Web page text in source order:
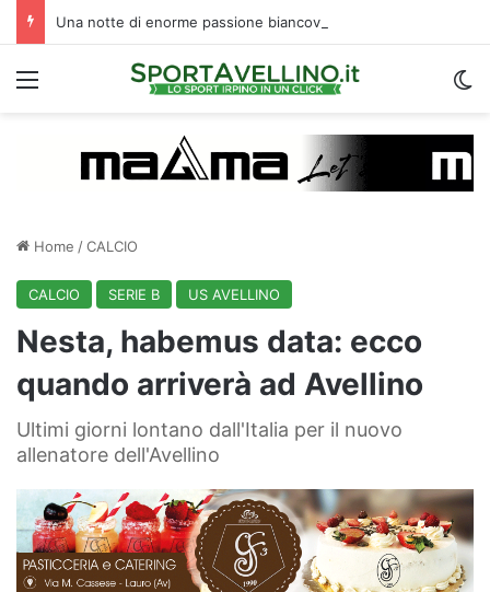
Menu
Home /CALCIO
CALCIO SERIE B US AVELLINO
Nesta, habemus data: ecco
quando arriverà ad Avellino
Ultimi giorni lontano dall'Italia per il nuovo
allenatore dell'Avellino